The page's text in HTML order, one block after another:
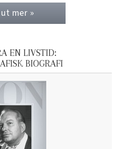
mer »
EN LIVSTID:
BIOGRAFI